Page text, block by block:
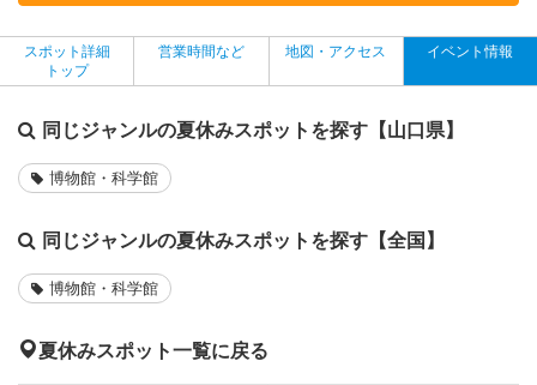
スポット詳細
トップ
営業時間など 地図・アクセス イベント情報
同じジャンルの夏休みスポットを探す【山口県】
博物館・科学館
同じジャンルの夏休みスポットを探す【全国】
博物館・科学館
夏休みスポット一覧に戻る